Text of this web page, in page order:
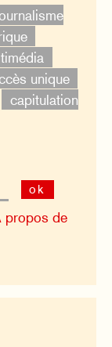
unique
capitulation
ok
propos de